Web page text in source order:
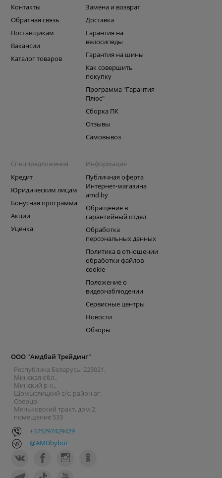
Контакты
Обратная связь
Поставщикам
Вакансии
Каталог товаров
Замена и возврат
Доставка
Гарантия на
велосипеды
Гарантия на шины
Как совершить
покупку
Программа "Гарантия
Плюс"
Сборка ПК
Отзывы
Самовывоз
Спецпредложения
Кредит
Юридическим лицам
Бонусная программа
Акции
Уценка
Информация
Публичная оферта
Интернет-магазина
amd.by
Обращение в
гарантийный отдел
Обработка
персональных данных
Политика в отношении
обработки файлов
cookie
Положение о
видеонаблюдении
Сервисные центры
Новости
Обзоры
ООО "Амдбай Трейдинг"
Республика Беларусь, 223021,
Минская обл.,
Минский р-н.,
Щомыслицкий с/с, район аг.
Озерцо,
Меньковский тракт, дом 2,
помещение 533
+375297429429
@AMDbybot